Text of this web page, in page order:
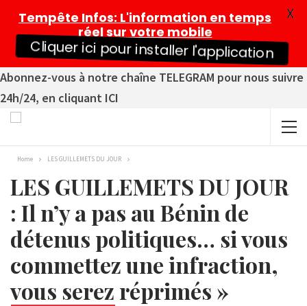
Abonnez-vous à notre chaîne TELEGRAM pour nous suivre
24h/24, en cliquant ICI
Home LES GUILLEMETS DU JOUR
LES GUILLEMETS DU JOUR
: Il n’y a pas au Bénin de
détenus politiques… si vous
commettez une infraction,
vous serez réprimés »
Tempête Infos: L'information en temps
réel sur votre mobile
Cliquer ici pour installer l'application
X